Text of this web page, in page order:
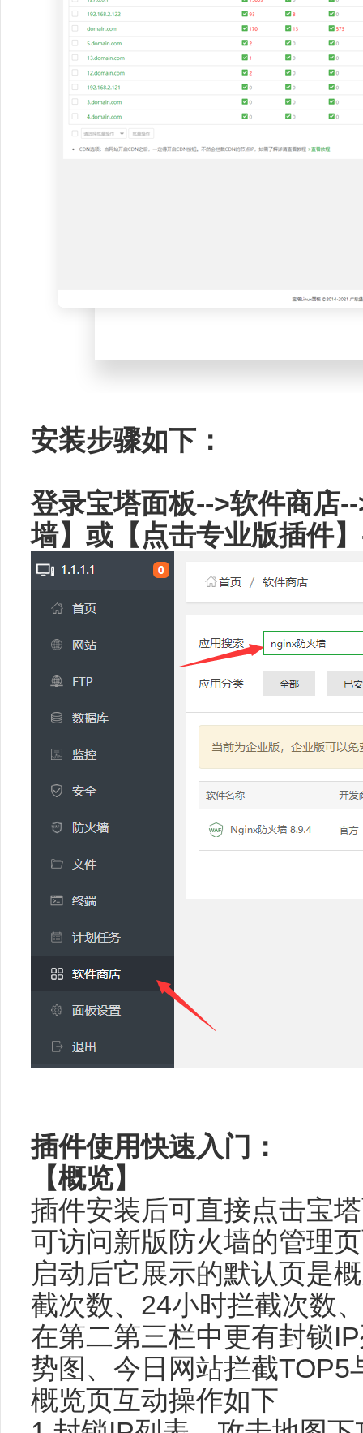
安装步骤如下：
登录宝塔面板-->软件商店
墙】或【点击专业版插件
插件使用快速入门：
【概览】
插件安装后可直接点击宝
可访问新版防火墙的管理
启动后它展示的默认页是
截次数、24小时拦截次数
在第二第三栏中更有封锁
势图、今日网站拦截TOP5
概览页互动操作如下